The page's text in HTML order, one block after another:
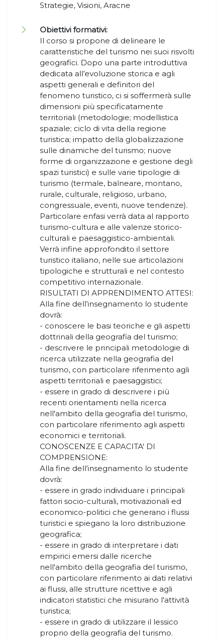
Strategie, Visioni, Aracne
Obiettivi formativi:
Il corso si propone di delineare le
caratteristiche del turismo nei suoi risvolti
geografici. Dopo una parte introduttiva
dedicata all’evoluzione storica e agli
aspetti generali e definitori del
fenomeno turistico, ci si soffermerà sulle
dimensioni più specificatamente
territoriali (metodologie; modellistica
spaziale; ciclo di vita della regione
turistica; impatto della globalizzazione
sulle dinamiche del turismo; nuove
forme di organizzazione e gestione degli
spazi turistici) e sulle varie tipologie di
turismo (termale, balneare, montano,
rurale, culturale, religioso, urbano,
congressuale, eventi, nuove tendenze).
Particolare enfasi verrà data al rapporto
turismo-cultura e alle valenze storico-
culturali e paesaggistico-ambientali.
Verrà infine approfondito il settore
turistico italiano, nelle sue articolazioni
tipologiche e strutturali e nel contesto
competitivo internazionale.
RISULTATI DI APPRENDIMENTO ATTESI:
Alla fine dell’insegnamento lo studente
dovrà:
- conoscere le basi teoriche e gli aspetti
dottrinali della geografia del turismo;
- descrivere le principali metodologie di
ricerca utilizzate nella geografia del
turismo, con particolare riferimento agli
aspetti territoriali e paesaggistici;
- essere in grado di descrivere i più
recenti orientamenti nella ricerca
nell'ambito della geografia del turismo,
con particolare riferimento agli aspetti
economici e territoriali.
CONOSCENZE E CAPACITA' DI
COMPRENSIONE:
Alla fine dell’insegnamento lo studente
dovrà:
- essere in grado individuare i principali
fattori socio-culturali, motivazionali ed
economico-politici che generano i flussi
turistici e spiegano la loro distribuzione
geografica;
- essere in grado di interpretare i dati
empirici emersi dalle ricerche
nell'ambito della geografia del turismo,
con particolare riferimento ai dati relativi
ai flussi, alle strutture ricettive e agli
indicatori statistici che misurano l'attività
turistica;
- essere in grado di utilizzare il lessico
proprio della geografia del turismo.